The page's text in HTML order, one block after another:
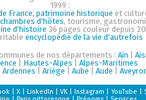
1999 :
France, patrimoine historique et
d'hôtes, tourisme,
d'histoire 36 pages couleur depuis
encyclopédie de la vie d'autrefois
de nos départements : Ain
Hautes-Alpes
Alpes-Maritimes
Ardennes Ariège Aube Aude
| X| LinkedIn VK| Instagram YouTube